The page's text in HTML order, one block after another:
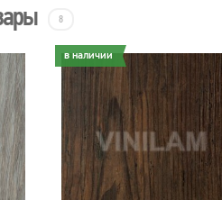
8
в наличии